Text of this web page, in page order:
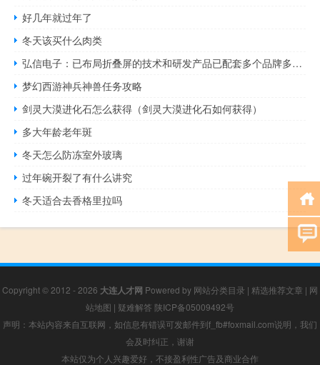
好几年就过年了
冬天该买什么肉类
弘信电子：已布局折叠屏的技术和研发产品已配套多个品牌多款折叠机型
梦幻西游神兵神兽任务攻略
剑灵大漠进化石怎么获得（剑灵大漠进化石如何获得）
多大年龄老年斑
冬天怎么防冻室外玻璃
过年碗开裂了有什么讲究
冬天适合去香格里拉吗
Copyright © 2012 - 2026 大连人才网 Powered by 网站分类目录 | 精选推荐文章 | 网
站地图 | 疑难解答 陕ICP备05009492号
声明：本站内容来自互联网，如信息有错误可发邮件到f_fb#foxmail.com说明，我们
会及时纠正，谢谢
本站仅为个人兴趣爱好，不接盈利性广告及商业合作